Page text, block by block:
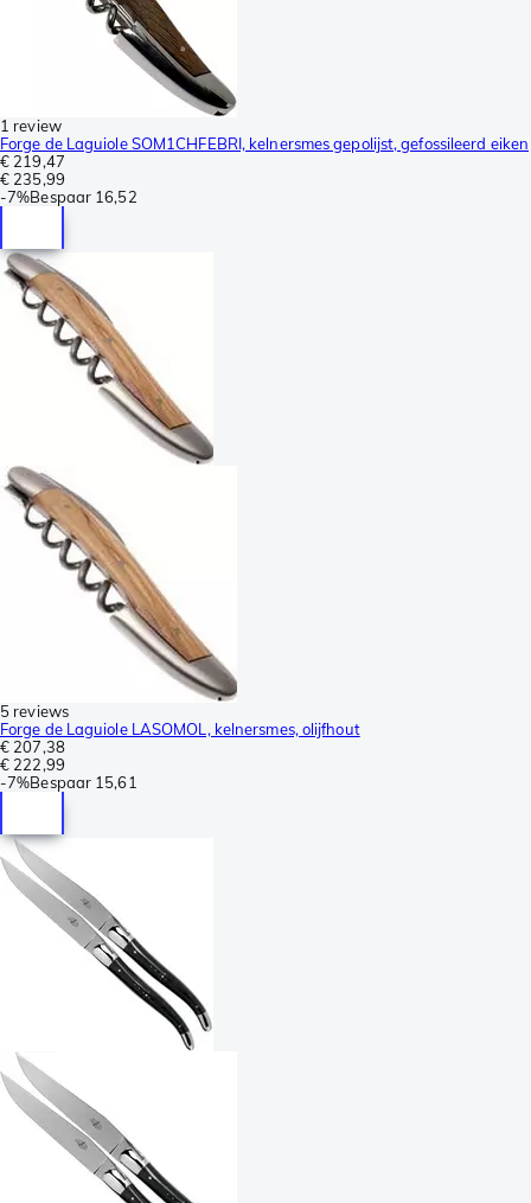
1 review
Forge de Laguiole SOM1CHFEBRI, kelnersmes gepolijst, gefossileerd eiken
€ 219,47
€ 235,99
-7%Bespaar 16,52
5 reviews
Forge de Laguiole LASOMOL, kelnersmes, olijfhout
€ 207,38
€ 222,99
-7%Bespaar 15,61